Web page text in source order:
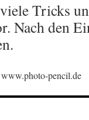
Tricks
Nach den
pencil.de